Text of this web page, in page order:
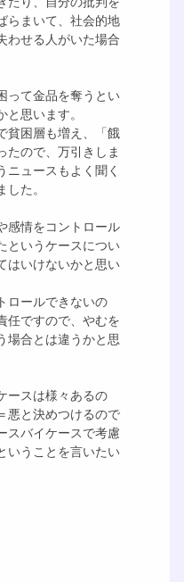
らまいて、社会的地
わせる人がいた場合
って金品を奪うとい
と思います。
貧困層も増え、「餓
たので、万引きしま
ニュースもよく聞く
た。
感情をコントロール
というケースについ
はいけないかと思い
ロールできないの
任ですので、やむを
場合とは違うかと思
ースは様々あるの
悪と決めつけるので
スバイケースで考慮
いうことを言いたい